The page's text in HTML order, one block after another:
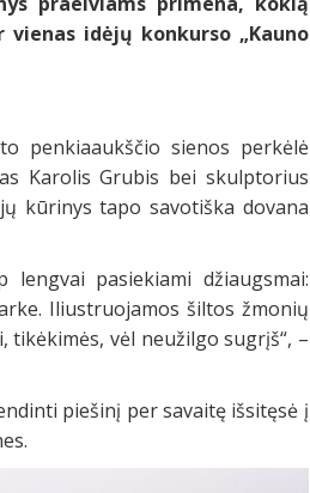
idėjų konkurso „Kauno
penkiaaukščio sienos perkėlė
Karolis Grubis bei skulptorius
kūrinys tapo savotiška dovana
pasiekiami džiaugsmai:
Iliustruojamos šiltos žmonių
vėl neužilgo sugrįš“, –
piešinį per savaitę išsitęsė į